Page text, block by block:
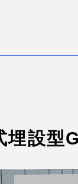
埋設型